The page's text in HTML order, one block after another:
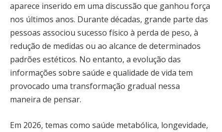
aparece inserido em uma discussão que ganhou força
nos últimos anos. Durante décadas, grande parte das
pessoas associou sucesso físico à perda de peso, à
redução de medidas ou ao alcance de determinados
padrões estéticos. No entanto, a evolução das
informações sobre saúde e qualidade de vida tem
provocado uma transformação gradual nessa
maneira de pensar.
Em 2026, temas como saúde metabólica, longevidade,